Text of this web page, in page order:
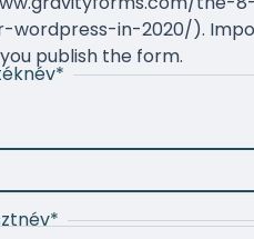
wordpress-in-2020/).
publish the form.
*
*